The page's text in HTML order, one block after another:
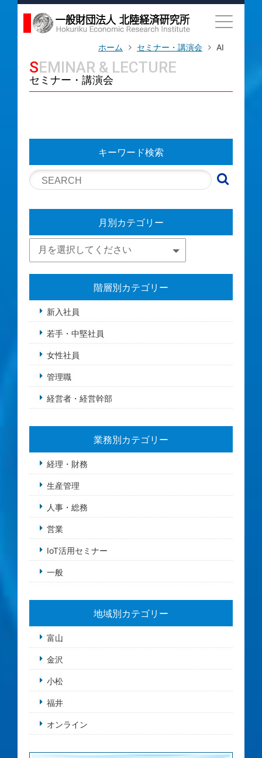
ホーム セミナー・講演会 AI
SEMINAR & LECTURE
セミナー・講演会
キーワード検索
月別カテゴリー
階層別カテゴリー
新入社員
若手・中堅社員
女性社員
管理職
経営者・経営幹部
業務別カテゴリー
経理・財務
生産管理
人事・総務
営業
IoT活用セミナー
一般
地域別カテゴリー
富山
金沢
小松
福井
オンライン